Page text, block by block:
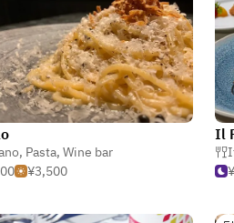
, Pasta, Wine bar
¥3,500
Il